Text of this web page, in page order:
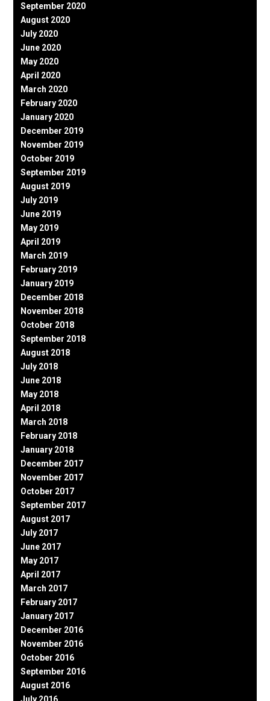
September 2020
August 2020
July 2020
June 2020
May 2020
April 2020
March 2020
February 2020
January 2020
December 2019
November 2019
October 2019
September 2019
August 2019
July 2019
June 2019
May 2019
April 2019
March 2019
February 2019
January 2019
December 2018
November 2018
October 2018
September 2018
August 2018
July 2018
June 2018
May 2018
April 2018
March 2018
February 2018
January 2018
December 2017
November 2017
October 2017
September 2017
August 2017
July 2017
June 2017
May 2017
April 2017
March 2017
February 2017
January 2017
December 2016
November 2016
October 2016
September 2016
August 2016
July 2016